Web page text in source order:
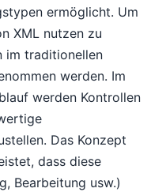
ermöglicht. Um
XML nutzen zu
im traditionellen
werden. Im
werden Kontrollen
Das Konzept
dass diese
Bearbeitung usw.)